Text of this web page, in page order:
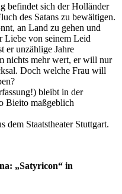
befindet sich der Holländer
des Satans zu bewältigen.
an Land zu gehen und
Liebe von seinem Leid
er unzählige Jahre
nichts mehr wert, er will nur
Doch welche Frau will
bleibt in der
Bieito maßgeblich
dem Staatstheater Stuttgart.
„Satyricon“ in